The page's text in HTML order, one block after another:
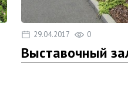
29.04.2017 0
Выставочный